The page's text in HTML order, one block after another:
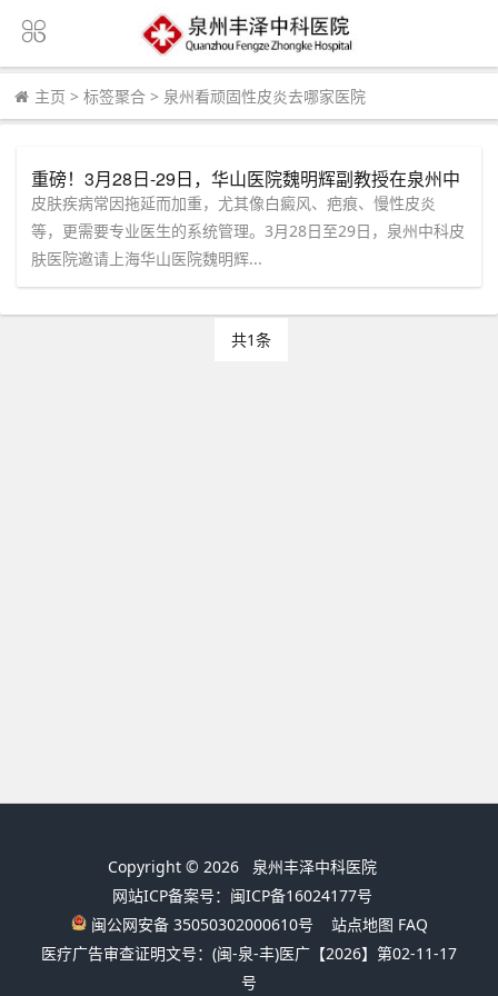
主页 > 标签聚合 > 泉州看顽固性皮炎去哪家医院
重磅！3月28日-29日，华山医院魏明辉副教授在泉州中
科皮肤医院开展会诊
皮肤疾病常因拖延而加重，尤其像白癜风、疤痕、慢性皮炎
等，更需要专业医生的系统管理。3月28日至29日，泉州中科皮
肤医院邀请上海华山医院魏明辉...
共1条
Copyright © 2026 泉州丰泽中科医院
网站ICP备案号：闽ICP备16024177号
闽公网安备 35050302000610号
站点地图 FAQ
医疗广告审查证明文号：(闽-泉-丰)医广【2026】第02-11-17
号